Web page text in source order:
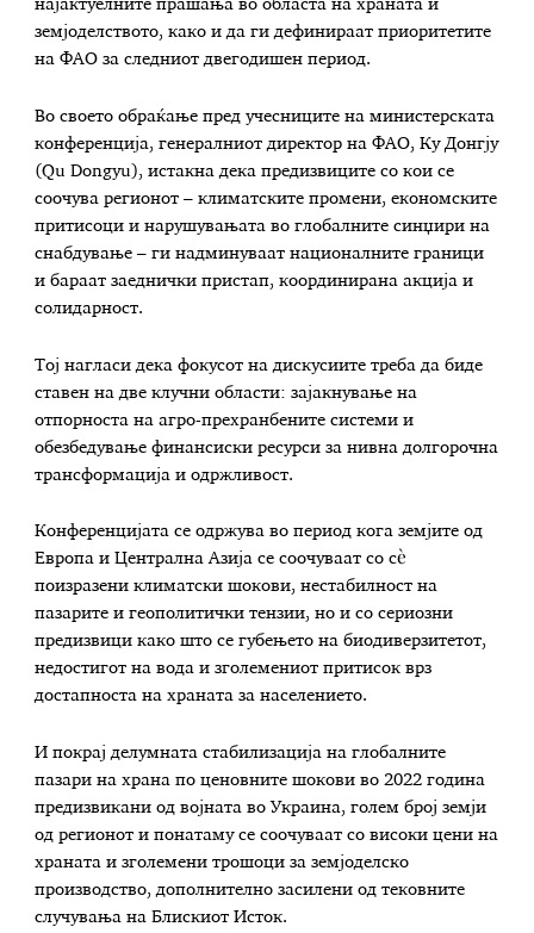
најактуелните прашања во областа на храната и
земјоделството, како и да ги дефинираат приоритетите
на ФАО за следниот двегодишен период.
Во своето обраќање пред учесниците на министерската
конференција, генералниот директор на ФАО, Ку Донгју
(Qu Dongyu), истакна дека предизвиците со кои се
соочува регионот – климатските промени, економските
притисоци и нарушувањата во глобалните синџири на
снабдување – ги надминуваат националните граници
и бараат заеднички пристап, координирана акција и
солидарност.
Тој нагласи дека фокусот на дискусиите треба да биде
ставен на две клучни области: зајакнување на
отпорноста на агро-прехранбените системи и
обезбедување финансиски ресурси за нивна долгорочна
трансформација и одржливост.
Конференцијата се одржува во период кога земјите од
Европа и Централна Азија се соочуваат со сè
поизразени климатски шокови, нестабилност на
пазарите и геополитички тензии, но и со сериозни
предизвици како што се губењето на биодиверзитетот,
недостигот на вода и зголемениот притисок врз
достапноста на храната за населението.
И покрај делумната стабилизација на глобалните
пазари на храна по ценовните шокови во 2022 година
предизвикани од војната во Украина, голем број земји
од регионот и понатаму се соочуваат со високи цени на
храната и зголемени трошоци за земјоделско
производство, дополнително засилени од тековните
случувања на Блискиот Исток.